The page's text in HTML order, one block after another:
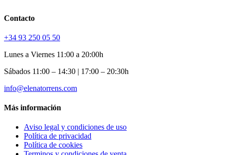
Contacto
+34 93 250 05 50
Lunes a Viernes 11:00 a 20:00h
Sábados 11:00 – 14:30 | 17:00 – 20:30h
info@elenatorrens.com
Más información
Aviso legal y condiciones de uso
Política de privacidad
Política de cookies